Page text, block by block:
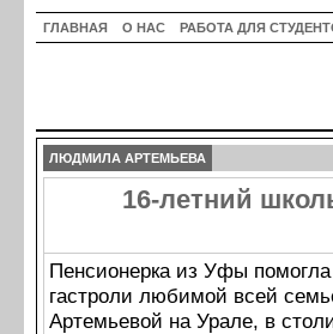
ГЛАВНАЯ О НАС РАБОТА ДЛЯ
ЛЮДМИЛА АРТЕМЬЕВА
16-летний
Пенсионерка из Уфы помогла
гастроли любимой всей
Артемьевой на Урале, в